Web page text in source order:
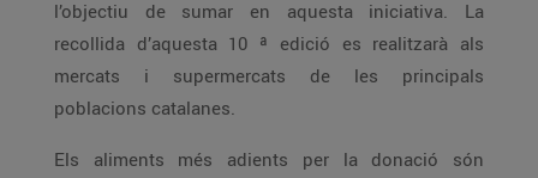
l’objectiu de sumar en aquesta iniciativa. La
recollida d’aquesta 10 ª edició es realitzarà als
mercats i supermercats de les principals
poblacions catalanes.
Els aliments més adients per la donació són